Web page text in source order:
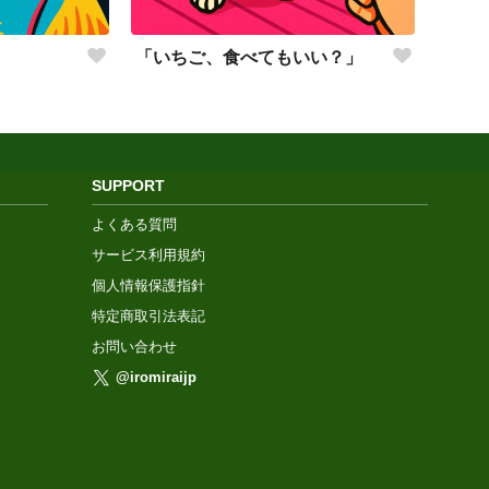
「いちご、食べてもいい？」
SUPPORT
よくある質問
サービス利用規約
個人情報保護指針
特定商取引法表記
お問い合わせ
@iromiraijp